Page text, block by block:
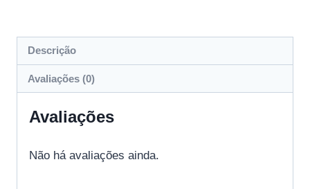
Descrição
Avaliações (0)
Avaliações
Não há avaliações ainda.